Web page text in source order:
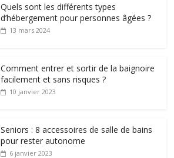
Quels sont les différents types
d’hébergement pour personnes âgées ?
13 mars 2024
Comment entrer et sortir de la baignoire
facilement et sans risques ?
10 janvier 2023
Seniors : 8 accessoires de salle de bains
pour rester autonome
6 janvier 2023